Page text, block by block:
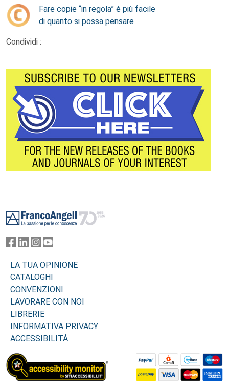
Fare copie “in regola” è più facile
di quanto si possa pensare
Condividi :
LA TUA OPINIONE
CATALOGHI
CONVENZIONI
LAVORARE CON NOI
LIBRERIE
INFORMATIVA PRIVACY
ACCESSIBILITÁ